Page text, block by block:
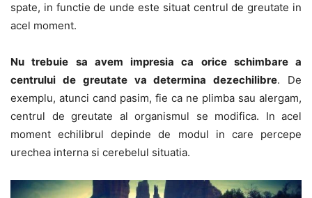
spate, in functie de unde este situat centrul de greutate in
acel moment.
Nu trebuie sa avem impresia ca orice schimbare a
centrului de greutate va determina dezechilibre. De
exemplu, atunci cand pasim, fie ca ne plimba sau alergam,
centrul de greutate al organismul se modifica. In acel
moment echilibrul depinde de modul in care percepe
urechea interna si cerebelul situatia.